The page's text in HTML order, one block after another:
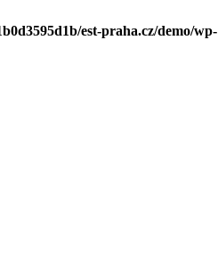
est-praha.cz/demo/wp-